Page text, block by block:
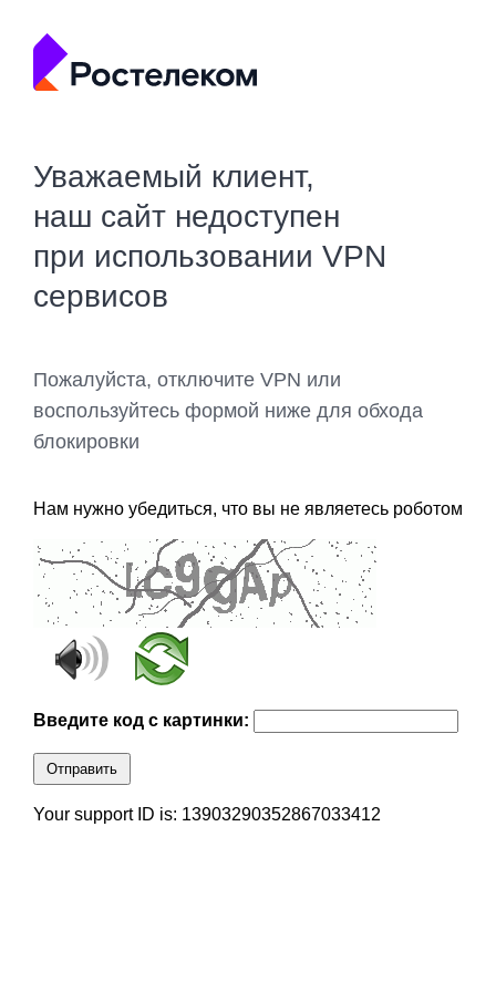
Уважаемый клиент,
наш сайт недоступен
при использовании VPN
сервисов
Пожалуйста, отключите VPN или
воспользуйтесь формой ниже для обхода
блокировки
Нам нужно убедиться, что вы не являетесь роботом
Введите код с картинки:
Отправить
Your support ID is: 13903290352867033412